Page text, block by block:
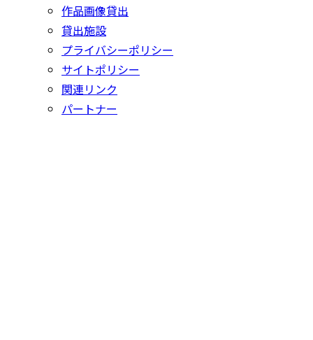
作品画像貸出
貸出施設
プライバシーポリシー
サイトポリシー
関連リンク
パートナー